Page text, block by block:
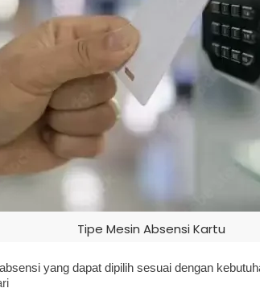
Tipe Mesin Absensi Kartu
yang dapat dipilih sesuai dengan